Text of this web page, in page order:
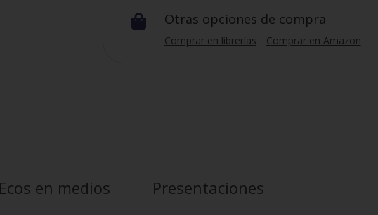
 Otras opciones de compra
Comprar en librerías Comprar en Amazon
Ecos en medios Presentaciones